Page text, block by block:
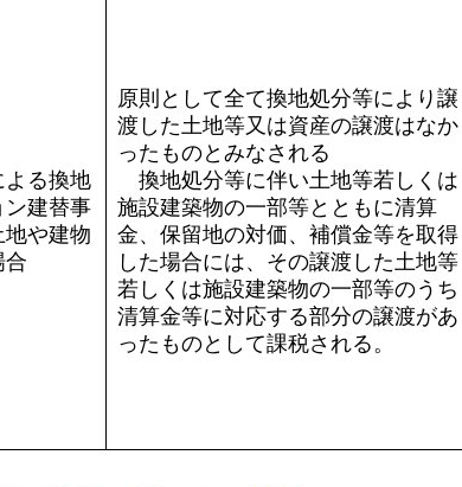
る換地
建替事
や建物
原則として全て換地処分等により譲
渡した土地等又は資産の譲渡はなか
ったものとみなされる
換地処分等に伴い土地等若しくは
施設建築物の一部等とともに清算
金、保留地の対価、補償金等を取得
した場合には、その譲渡した土地等
若しくは施設建築物の一部等のうち
清算金等に対応する部分の譲渡があ
ったものとして課税される。